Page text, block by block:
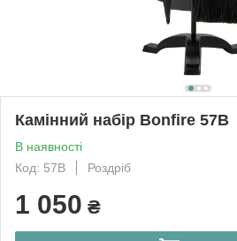
Камінний набір Bonfire 57B
В наявності
Код: 57В
Роздріб
1 050 ₴